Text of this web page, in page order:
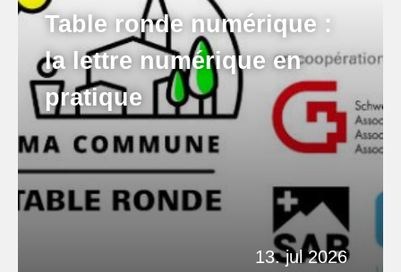
13. jul 2026
Table ronde numérique :
la lettre numérique en
pratique